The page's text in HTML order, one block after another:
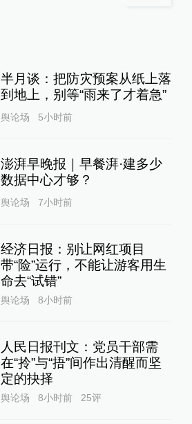
半月谈：把防灾预案从纸上落
到地上，别等“雨来了才着急”
舆论场 5小时前
澎湃早晚报｜早餐湃·建多少
数据中心才够？
舆论场 7小时前
经济日报：别让网红项目
带“险”运行，不能让游客用生
命去“试错”
舆论场 8小时前
人民日报刊文：党员干部需
在“拎”与“捂”间作出清醒而坚
定的抉择
舆论场 8小时前 25评